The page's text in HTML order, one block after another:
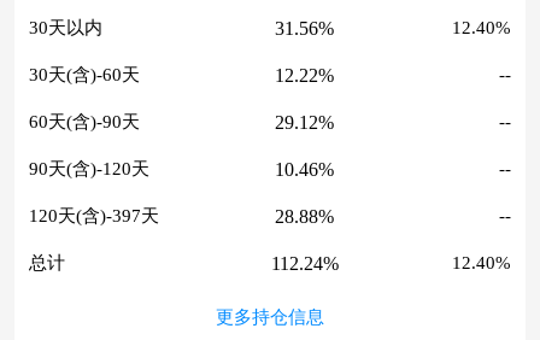
30天以内 31.56% 12.40%
30天(含)-60天 12.22% --
60天(含)-90天 29.12% --
90天(含)-120天 10.46% --
120天(含)-397天 28.88% --
总计 112.24% 12.40%
更多持仓信息